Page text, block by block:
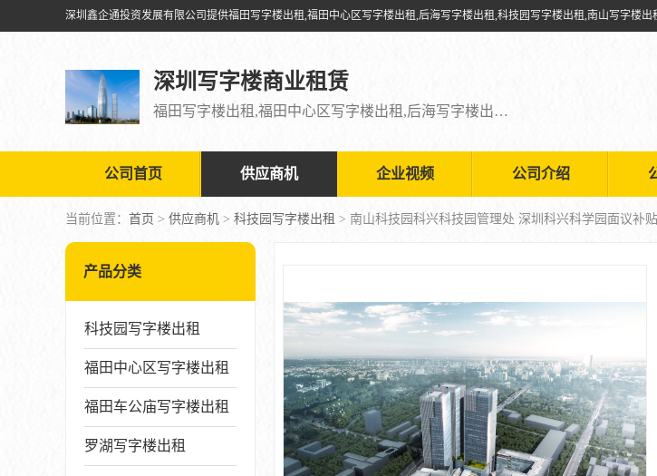
深圳写字楼商业租赁
福田写字楼出租,福田中心区写字楼出租,后海写字楼出租,科技园写字楼出租,南山写字楼出租,前海写字楼出租,宝安中心写字楼出租
公司首页 供应商机 企业视频 公司介绍
当前位置： 首页 > 供应商机 > 科技园写字楼出租 > 南山科技园科兴科技园管理处 深圳科兴科学园面议补贴
产品分类
科技园写字楼出租
福田中心区写字楼出租
福田车公庙写字楼出租
罗湖写字楼出租